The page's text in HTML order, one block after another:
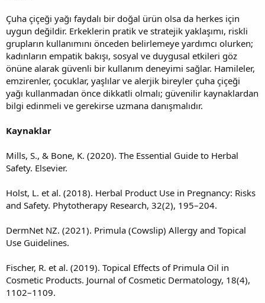
Çuha çiçeği yağı faydalı bir doğal ürün olsa da herkes için
uygun değildir. Erkeklerin pratik ve stratejik yaklaşımı, riskli
grupların kullanımını önceden belirlemeye yardımcı olurken;
kadınların empatik bakışı, sosyal ve duygusal etkileri göz
önüne alarak güvenli bir kullanım deneyimi sağlar. Hamileler,
emzirenler, çocuklar, yaşlılar ve alerjik bireyler çuha çiçeği
yağı kullanmadan önce dikkatli olmalı; güvenilir kaynaklardan
bilgi edinmeli ve gerekirse uzmana danışmalıdır.
Kaynaklar
Mills, S., & Bone, K. (2020). The Essential Guide to Herbal
Safety. Elsevier.
Holst, L. et al. (2018). Herbal Product Use in Pregnancy: Risks
and Safety. Phytotherapy Research, 32(2), 195–204.
DermNet NZ. (2021). Primula (Cowslip) Allergy and Topical
Use Guidelines.
Fischer, R. et al. (2019). Topical Effects of Primula Oil in
Cosmetic Products. Journal of Cosmetic Dermatology, 18(4),
1102–1109.